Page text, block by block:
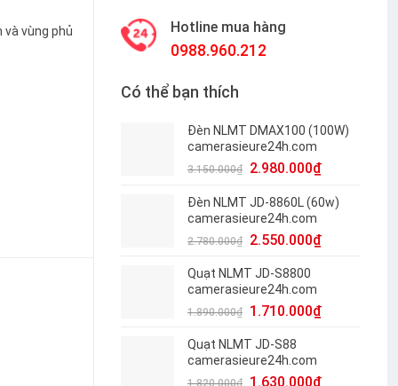
Hotline mua hàng
0988.960.212
Có thể bạn thích
Đèn NLMT DMAX100 (100W)
camerasieure24h.com
3.150.000₫ 2.980.000₫
Đèn NLMT JD-8860L (60w)
camerasieure24h.com
2.780.000₫ 2.550.000₫
Quạt NLMT JD-S8800
camerasieure24h.com
1.890.000₫ 1.710.000₫
Quạt NLMT JD-S88
camerasieure24h.com
1.820.000₫ 1.630.000₫
vùng phủ
camerasieure24h quantity